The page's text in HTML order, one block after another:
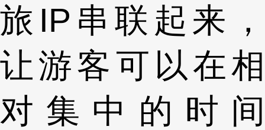
旅IP串联起来，
让游客可以在相
对集中的时间